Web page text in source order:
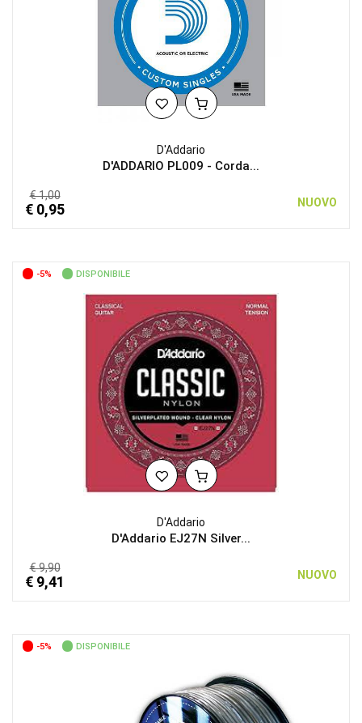
D'Addario
D'ADDARIO PL009 - Corda...
€ 1,00
€ 0,95 NUOVO
-5% DISPONIBILE
D'Addario
D'Addario EJ27N Silver...
€ 9,90
€ 9,41 NUOVO
-5% DISPONIBILE